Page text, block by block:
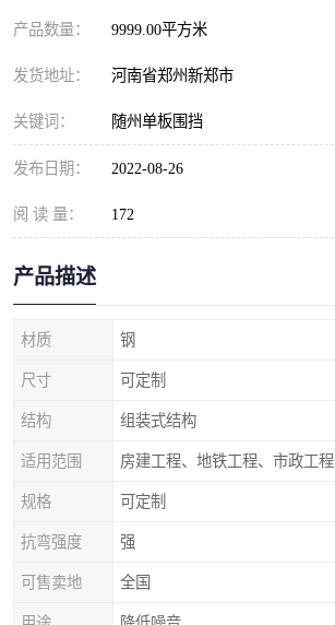
产品数量： 9999.00平方米
发货地址： 河南省郑州新郑市
关键词： 随州单板围挡
发布日期： 2022-08-26
阅 读 量： 172
产品描述
材质 钢
尺寸 可定制
结构 组装式结构
适用范围 房建工程、地铁工程、市政工程
规格 可定制
抗弯强度 强
可售卖地 全国